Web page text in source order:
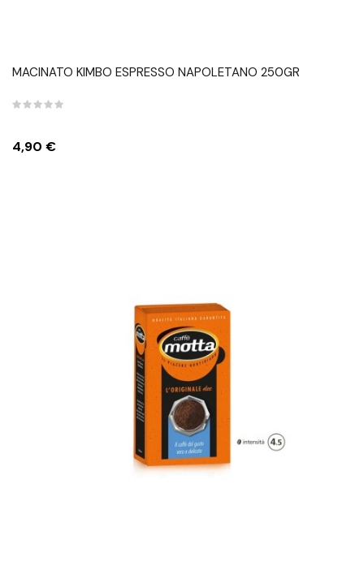
MACINATO KIMBO ESPRESSO NAPOLETANO 250GR
Prezzo
4,90 €